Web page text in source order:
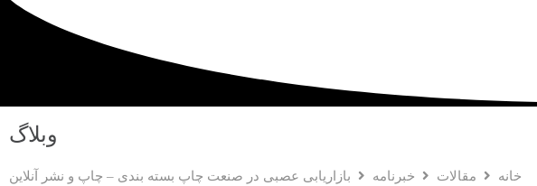
وبلاگ
خانه مقالات خبرنامه بازاریابی عصبی در صنعت چاپ بسته‌ بندی – چاپ و نشر آنلاین